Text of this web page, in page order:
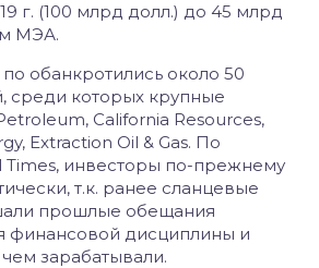
г. (100 млрд долл.) до 45 млрд
МЭА.
обанкротились около 50
среди которых крупные
California Resources,
Extraction Oil & Gas. По
Times, инвесторы по-прежнему
т.к. ранее сланцевые
прошлые обещания
финансовой дисциплины и
зарабатывали.